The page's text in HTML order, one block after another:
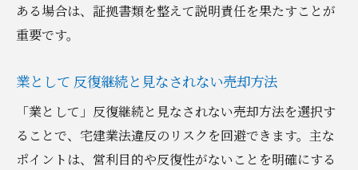
ある場合は、証拠書類を整えて説明責任を果たすことが
重要です。
業として 反復継続と見なされない売却方法
「業として」反復継続と見なされない売却方法を選択す
ることで、宅建業法違反のリスクを回避できます。主な
ポイントは、営利目的や反復性がないことを明確にする